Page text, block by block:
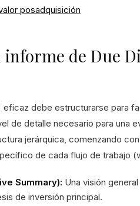
posadquisición
informe de Due
debe estructurarse para
de detalle necesario para una
jerárquica, comenzando
de cada flujo de trabajo
Summary): Una visión
de inversión principal.